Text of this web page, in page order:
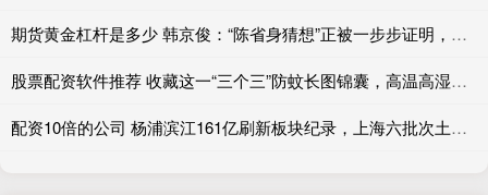
期货黄金杠杆是多少 韩京俊：“陈省身猜想”正被一步步证明，有理由期待完全在本土培养出菲奖得主
股票配资软件推荐 收藏这一“三个三”防蚊长图锦囊，高温高湿季节莫让蚊虫“喜滋滋”
配资10倍的公司 杨浦滨江161亿刷新板块纪录，上海六批次土拍“冷热两极”收官